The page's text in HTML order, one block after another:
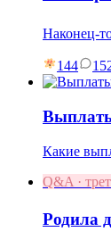
Наконец-
144 15
Какие
Q&A ·
Родила